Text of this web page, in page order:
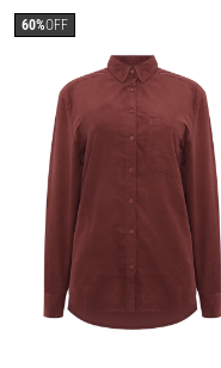
60%OFF